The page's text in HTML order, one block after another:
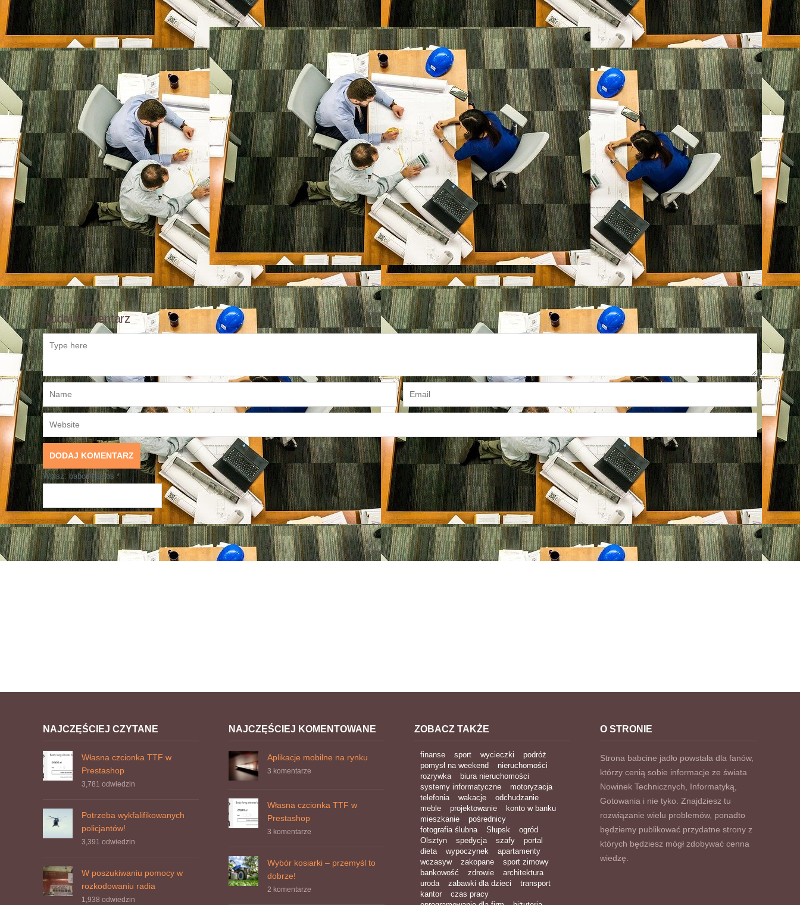
Dodaj komentarz
Wpisz: babcinhasłoś*
NAJCZĘŚCIEJ CZYTANE
Własna czcionka TTF w
Prestashop
3,781 odwiedzin
Potrzeba wykfalifikowanych
policjantów!
3,391 odwiedzin
W poszukiwaniu pomocy w
rozkodowaniu radia
1,938 odwiedzin
NAJCZĘŚCIEJ KOMENTOWANE
Aplikacje mobilne na rynku
3 komentarze
Własna czcionka TTF w
Prestashop
3 komentarze
Wybór kosiarki – przemyśl to
dobrze!
2 komentarze
ZOBACZ TAKŻE
finanse sport wycieczki
podróż
pomysł na weekend
nieruchomości
rozrywka
biura nieruchomości
systemy informatyczne
motoryzacja
telefonia
wakacje
odchudzanie
meble
projektowanie
konto w banku
mieszkanie
pośrednicy
fotografia ślubna
Słupsk
ogród
Olsztyn
spedycja szafy
portal
dieta
wypoczynek
apartamenty
wczasyw
zakopane
sport zimowy
bankowość
zdrowie
architektura
uroda
zabawki dla dzieci
transport
kantor
czas pracy
O STRONIE
Strona babcine jadło powstała dla fanów,
którzy cenią sobie informacje ze świata
Nowinek Technicznych, Informatyką,
Gotowania i nie tyko. Znajdziesz tu
rozwiązanie wielu problemów, ponadto
będziemy publikować przydatne strony z
których będziesz mógł zdobywać cenna
wiedzę.